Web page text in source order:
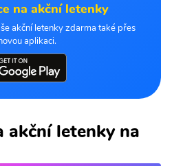
na akční letenky
akční letenky zdarma také přes
aplikaci.
akční letenky na